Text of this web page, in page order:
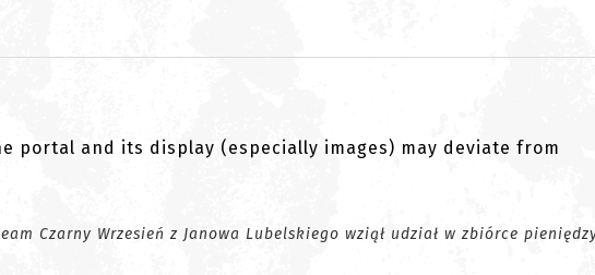
portal and its display (especially images) may deviate from
Czarny Wrzesień z Janowa Lubelskiego wziął udział w zbiórce